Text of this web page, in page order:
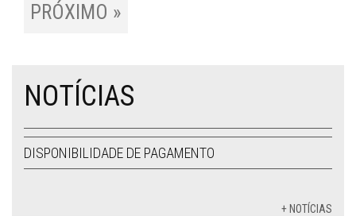
PRÓXIMO »
NOTÍCIAS
DISPONIBILIDADE DE PAGAMENTO
+ NOTÍCIAS